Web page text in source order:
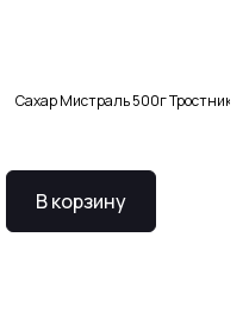
Сахар Мистраль 500г
В корзину